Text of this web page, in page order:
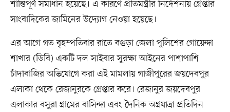
শান্তিপূর্ণ সমাধান হয়েছে। এ কারণে প্রতিমন্ত্রীর নির্দেশনায় গ্রেপ্তার
সাংবাদিকের জামিনের উদ্যোগ নেওয়া হয়েছে।
এর আগে গত বৃহস্পতিবার রাতে বগুড়া জেলা পুলিশের গোয়েন্দা
শাখার (ডিবি) একটি দল সাইবার সুরক্ষা আইনের পাশাপাশি
চাঁদাবাজির অভিযোগে করা এই মামলায় গাজীপুরের জয়দেবপুর
এলাকা থেকে রেজানুরকে গ্রেপ্তার করে। রেজানুর জয়দেবপুর
এলাকার বসুরা গ্রামের বাসিন্দা এবং দৈনিক অগ্রযাত্রা প্রতিদিন